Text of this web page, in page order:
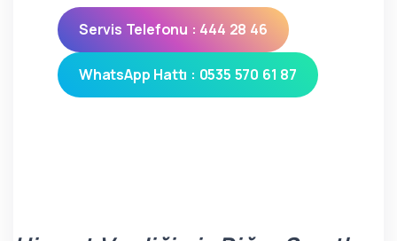
Servis Telefonu : 444 28 46
WhatsApp Hattı : 0535 570 61 87